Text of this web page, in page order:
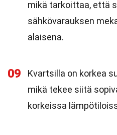
mikä tarkoittaa, että
sähkövarauksen
alaisena.
09
Kvartsilla on korkea
mikä tekee siitä
korkeissa